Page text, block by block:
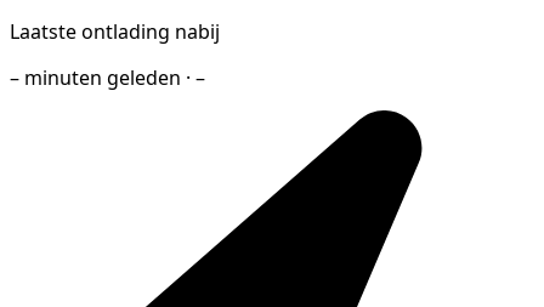
Laatste ontlading nabij
– minuten geleden · –